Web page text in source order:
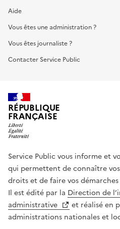
Aide
Vous êtes une administration ?
Vous êtes journaliste ?
Contacter Service Public
RÉPUBLIQUE
FRANÇAISE
Service Public vous informe et
qui permettent de connaître
droits et de faire vos
Il est édité par la Direction de
administrative
et réalisé en
administrations nationales et